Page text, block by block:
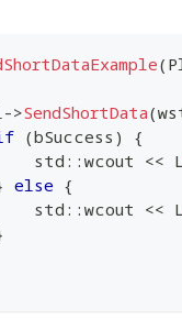
(
->SendShortData(
(bSuccess )
{
std
:: wcout << L
else {
std
:: wcout << L